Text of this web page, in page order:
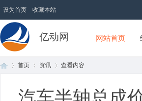
设为首页 收藏本站
亿动网 网站首页
首页 资讯 查看内容